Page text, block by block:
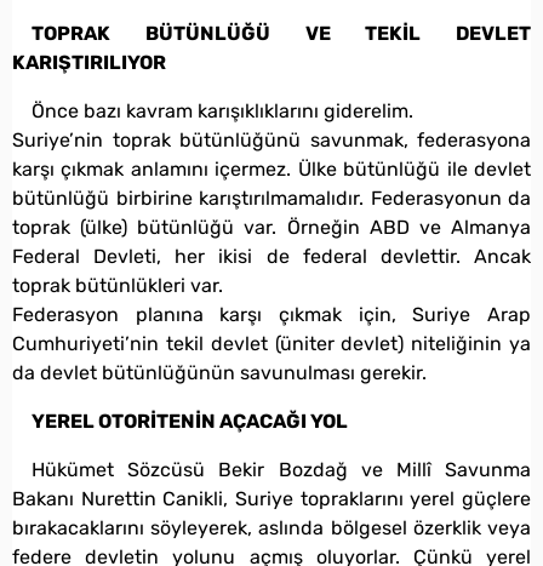
TOPRAK BÜTÜNLÜĞÜ VE TEKİL DEVLET
KARIŞTIRILIYOR
Önce bazı kavram karışıklıklarını giderelim.
Suriye’nin toprak bütünlüğünü savunmak, federasyona
karşı çıkmak anlamını içermez. Ülke bütünlüğü ile devlet
bütünlüğü birbirine karıştırılmamalıdır. Federasyonun da
toprak (ülke) bütünlüğü var. Örneğin ABD ve Almanya
Federal Devleti, her ikisi de federal devlettir. Ancak
toprak bütünlükleri var.
Federasyon planına karşı çıkmak için, Suriye Arap
Cumhuriyeti’nin tekil devlet (üniter devlet) niteliğinin ya
da devlet bütünlüğünün savunulması gerekir.
YEREL OTORİTENİN AÇACAĞI YOL
Hükümet Sözcüsü Bekir Bozdağ ve Millî Savunma
Bakanı Nurettin Canikli, Suriye topraklarını yerel güçlere
bırakacaklarını söyleyerek, aslında bölgesel özerklik veya
federe devletin yolunu açmış oluyorlar. Çünkü yerel